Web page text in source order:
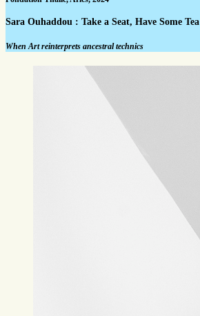
Sara Ouhaddou : Take a Seat, Have Some Tea
When Art reinterprets ancestral technics